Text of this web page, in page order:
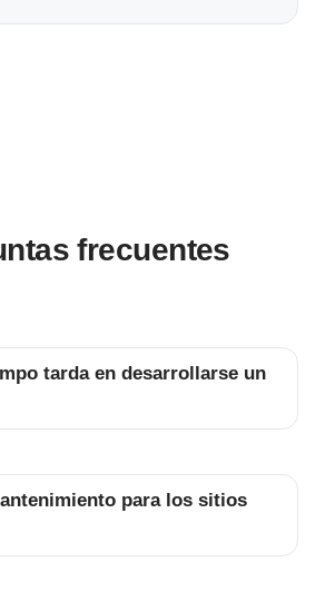
frecuentes
tarda en desarrollarse un
para los sitios